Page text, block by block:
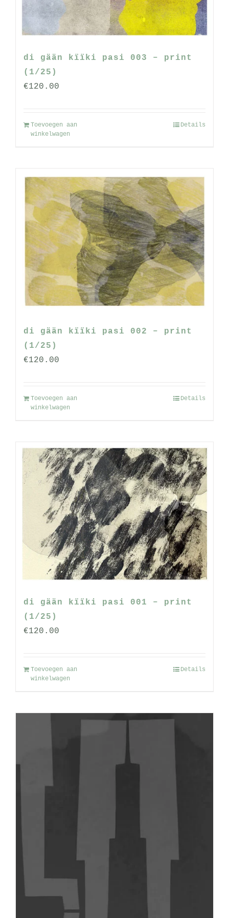
op
productpagina
di gään kïïki pasi 003 – print
(1/25)
€120.00
Toevoegen aan
winkelwagen
Details
di gään kïïki pasi 002 – print
(1/25)
€120.00
Toevoegen aan
winkelwagen
Details
di gään kïïki pasi 001 – print
(1/25)
€120.00
Toevoegen aan
winkelwagen
Details